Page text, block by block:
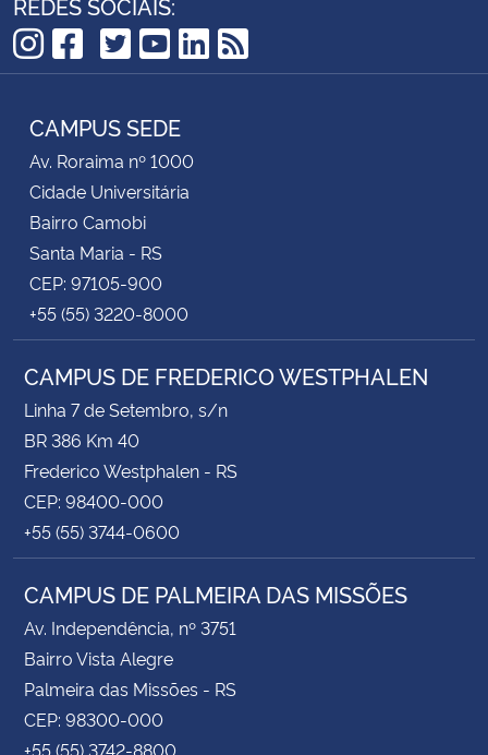
Instagram
Facebook
TikTok
Twitter
YouTube
LinkedIn
RSS
CAMPUS SEDE
Av. Roraima nº 1000
Cidade Universitária
Bairro Camobi
Santa Maria - RS
CEP: 97105-900
+55 (55) 3220-8000
CAMPUS DE FREDERICO WESTPHALEN
Linha 7 de Setembro, s/n
BR 386 Km 40
Frederico Westphalen - RS
CEP: 98400-000
+55 (55) 3744-0600
CAMPUS DE PALMEIRA DAS MISSÕES
Av. Independência, nº 3751
Bairro Vista Alegre
Palmeira das Missões - RS
CEP: 98300-000
+55 (55) 3742-8800